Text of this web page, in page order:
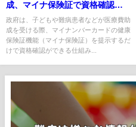
成、マイナ保険証で資格確認が
2026年度から全国展開へ
政府は、子どもや難病患者などが医療費助
成を受ける際、マイナンバーカードの健康
保険証機能（マイナ保険証）を提示するだ
けで資格確認ができる仕組み...